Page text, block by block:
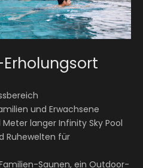
und Erwachsene
Meter langer Infinity Sky Pool
Ruhewelten für
Saunen, ein Outdoor-